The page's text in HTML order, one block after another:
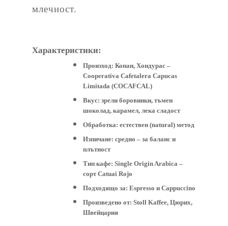
млечност.
Характеристики:
Произход: Копан, Хондурас –
Cooperativa Cafetalera Capucas
Limitada (COCAFCAL)
Вкус: зрели боровинки, тъмен
шоколад, карамел, лека сладост
Обработка: естествен (natural) метод
Изпичане: средно – за баланс и
плътност
Тип кафе: Single Origin Arabica –
сорт Catuai Rojo
Подходящо за: Espresso и Cappuccino
Произведено от: Stoll Kaffee, Цюрих,
Швейцария